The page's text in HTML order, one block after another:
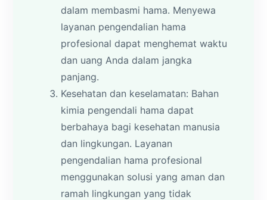
dalam membasmi hama. Menyewa
layanan pengendalian hama
profesional dapat menghemat waktu
dan uang Anda dalam jangka
panjang.
Kesehatan dan keselamatan: Bahan
kimia pengendali hama dapat
berbahaya bagi kesehatan manusia
dan lingkungan. Layanan
pengendalian hama profesional
menggunakan solusi yang aman dan
ramah lingkungan yang tidak